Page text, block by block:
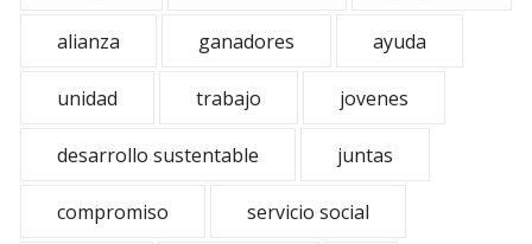
alianza ganadores ayuda
unidad trabajo jovenes
desarrollo sustentable juntas
compromiso servicio social